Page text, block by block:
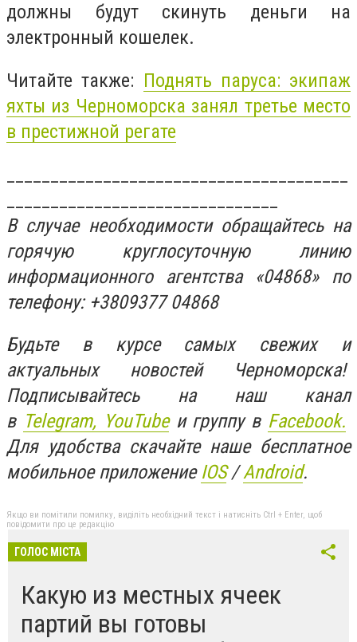
должны будут скинуть деньги на
электронный кошелек.
Читайте также: Поднять паруса: экипаж
яхты из Черноморска занял третье место
в престижной регате
В случае необходимости обращайтесь на
горячую круглосуточную линию
информационного агентства «04868» по
телефону: +3809377 04868
Будьте в курсе самых свежих и
актуальных новостей Черноморска!
Подписывайтесь на наш канал
в Telegram, YouTubeи группу в Facebook.
Для удобства скачайте наше бесплатное
мобильное приложение IOS/Android.
Якщо ви помітили помилку, виділіть необхідний текст і натисніть Ctrl + Enter, щоб
повідомити про це редакцію
ГОЛОС МІСТА
Какую из местных ячеек
партий вы готовы